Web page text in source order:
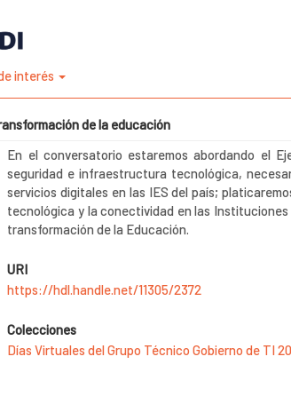
interés
de la educación
En el conversatorio estaremos abordando el
seguridad e infraestructura tecnológica,
servicios digitales en las IES del país;
tecnológica y la conectividad en las
transformación de la Educación.
URI
https://hdl.handle.net/11305/2372
Colecciones
Días Virtuales del Grupo Técnico Gobierno de TI